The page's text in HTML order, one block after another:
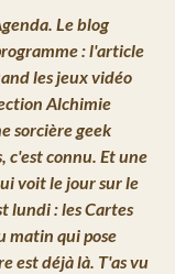
Le blog
: l'article
les jeux vidéo
Alchimie
sorcière geek
c'est connu. Et une
voit le jour sur le
lundi : les Cartes
matin qui pose
est déjà là. T'as vu